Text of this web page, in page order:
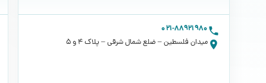
021-88921980
میدان فلسطین – ضلع شمال شرقی – پلاک 4 و 5